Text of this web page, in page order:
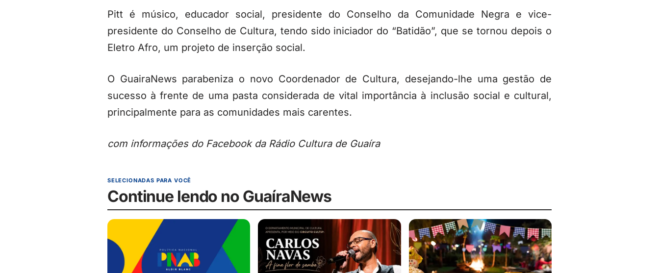
Pitt é músico, educador social, presidente do Conselho da Comunidade Negra e vice-
presidente do Conselho de Cultura, tendo sido iniciador do “Batidão”, que se tornou depois o
Eletro Afro, um projeto de inserção social.
O GuairaNews parabeniza o novo Coordenador de Cultura, desejando-lhe uma gestão de
sucesso à frente de uma pasta considerada de vital importância à inclusão social e cultural,
principalmente para as comunidades mais carentes.
com informações do Facebook da Rádio Cultura de Guaíra
SELECIONADAS PARA VOCÊ
Continue lendo no GuaíraNews